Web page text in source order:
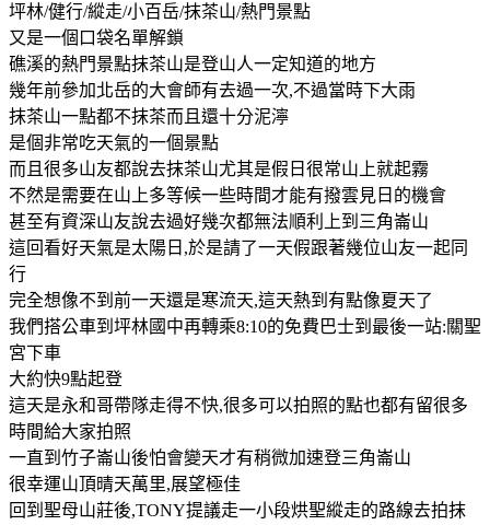
坪林/健行/縱走/小百岳/抹茶山/熱門景點
又是一個口袋名單解鎖
礁溪的熱門景點抹茶山是登山人一定知道的地方
幾年前參加北岳的大會師有去過一次,不過當時下大雨
抹茶山一點都不抹茶而且還十分泥濘
是個非常吃天氣的一個景點
而且很多山友都說去抹茶山尤其是假日很常山上就起霧
不然是需要在山上多等候一些時間才能有撥雲見日的機會
甚至有資深山友說去過好幾次都無法順利上到三角崙山
這回看好天氣是太陽日,於是請了一天假跟著幾位山友一起同
行
完全想像不到前一天還是寒流天,這天熱到有點像夏天了
我們搭公車到坪林國中再轉乘8:10的免費巴士到最後一站:關聖
宮下車
大約快9點起登
這天是永和哥帶隊走得不快,很多可以拍照的點也都有留很多
時間給大家拍照
一直到竹子崙山後怕會變天才有稍微加速登三角崙山
很幸運山頂晴天萬里,展望極佳
回到聖母山莊後,TONY提議走一小段烘聖縱走的路線去拍抹